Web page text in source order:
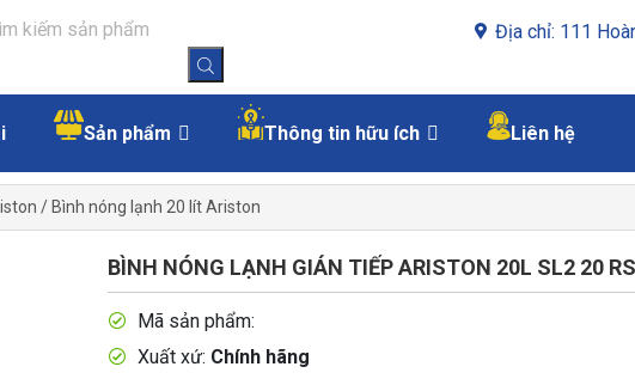
Địa chỉ: 111
Sản phẩm Thông tin hữu ích Liên hệ
/ Bình nóng lạnh 20 lít Ariston
BÌNH NÓNG LẠNH GIÁN TIẾP ARISTON 20L SL2 20 RS
Mã sản phẩm:
Xuất xứ: Chính hãng